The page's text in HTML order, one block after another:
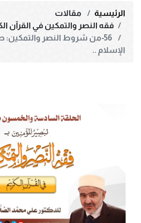
الرئيسية
مقالات
فقه النصر والتمكين في القرآن
56-من شروط النصر والتمكين:
الإسلام ..